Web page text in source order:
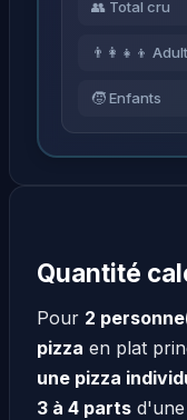
👥 Total cru
👨‍👩‍👧‍👦
🧒 Enfants
Quantité
Pour 2
pizza en plat
une pizza
3 à 4 parts